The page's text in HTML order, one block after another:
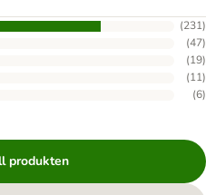
(231)
(47)
(19)
(11)
(6)
produkten